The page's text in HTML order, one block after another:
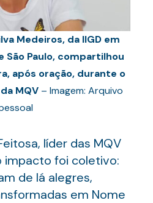
Medeiros, da IIGD em
São Paulo, compartilhou
após oração, durante o
MQV – Imagem: Arquivo
líder das MQV
impacto foi coletivo:
de lá alegres,
em Nome